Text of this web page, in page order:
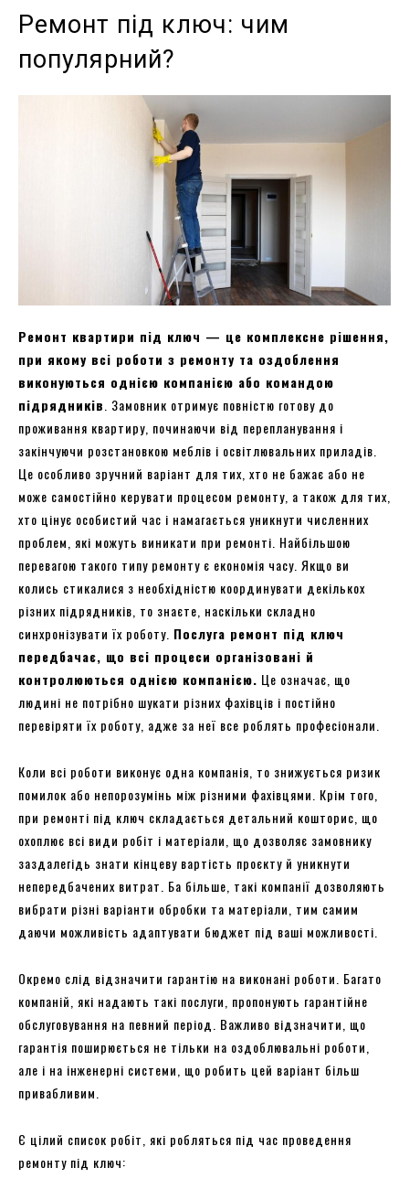
Ремонт під ключ: чим
популярний?
Ремонт квартири під ключ — це комплексне рішення,
при якому всі роботи з ремонту та оздоблення
виконуються однією компанією або командою
підрядників . Замовник отримує повністю готову до
проживання квартиру, починаючи від перепланування і
закінчуючи розстановкою меблів і освітлювальних приладів.
Це особливо зручний варіант для тих, хто не бажає або не
може самостійно керувати процесом ремонту, а також для тих,
хто цінує особистий час і намагається уникнути численних
проблем, які можуть виникати при ремонті. Найбільшою
перевагою такого типу ремонту є економія часу. Якщо ви
колись стикалися з необхідністю координувати декількох
різних підрядників, то знаєте, наскільки складно
синхронізувати їх роботу. Послуга ремонт під ключ
передбачає, що всі процеси організовані й
контролюються однією компанією. Це означає, що
людині не потрібно шукати різних фахівців і постійно
перевіряти їх роботу, адже за неї все роблять професіонали.
Коли всі роботи виконує одна компанія, то знижується ризик
помилок або непорозумінь між різними фахівцями. Крім того,
при ремонті під ключ складається детальний кошторис, що
охоплює всі види робіт і матеріали, що дозволяє замовнику
заздалегідь знати кінцеву вартість проєкту й уникнути
непередбачених витрат. Ба більше, такі компанії дозволяють
вибрати різні варіанти обробки та матеріали, тим самим
даючи можливість адаптувати бюджет під ваші можливості.
Окремо слід відзначити гарантію на виконані роботи. Багато
компаній, які надають такі послуги, пропонують гарантійне
обслуговування на певний період. Важливо відзначити, що
гарантія поширюється не тільки на оздоблювальні роботи,
але і на інженерні системи, що робить цей варіант більш
привабливим.
Є цілий список робіт, які робляться під час проведення
ремонту під ключ: